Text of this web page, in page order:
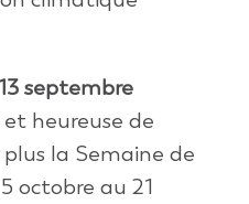
13 septembre
et heureuse de
la Semaine de
octobre au 21